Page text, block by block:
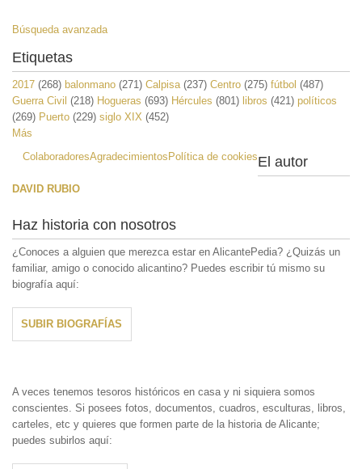
Búsqueda avanzada
Etiquetas
2017 (268) balonmano (271) Calpisa(237) Centro (275) fútbol (487)
Guerra Civil (218) Hogueras (693) Hércules (801) libros (421) políticos
(269) Puerto (229) siglo XIX (452)
Más
ColaboradoresAgradecimientosPolítica de cookiesEl autor
DAVID RUBIO
Haz historia con nosotros
¿Conoces a alguien que merezca estar en AlicantePedia? ¿Quizás un
familiar, amigo o conocido alicantino? Puedes escribir tú mismo su
biografía aquí:
SUBIR BIOGRAFÍAS
A veces tenemos tesoros históricos en casa y ni siquiera somos
conscientes. Si posees fotos, documentos, cuadros, esculturas, libros,
carteles, etc y quieres que formen parte de la historia de Alicante;
puedes subirlos aquí: